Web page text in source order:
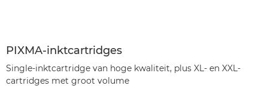
PIXMA-inktcartridges
Single-inktcartridge van hoge kwaliteit, plus XL- en XXL-
cartridges met groot volume